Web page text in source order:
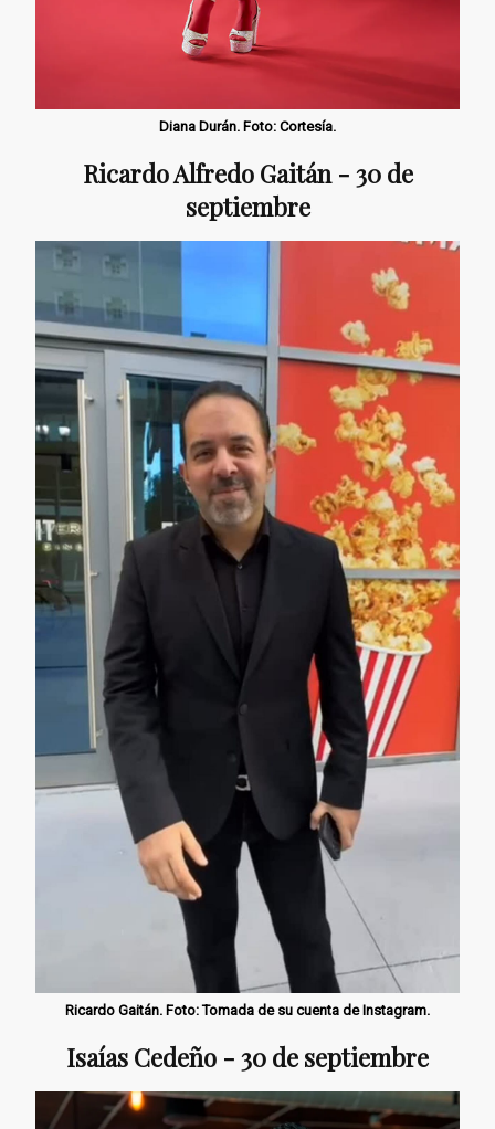
Diana Durán. Foto: Cortesía.
Ricardo Alfredo Gaitán - 30 de
septiembre
Ricardo Gaitán. Foto: Tomada de su cuenta de Instagram.
Isaías Cedeño - 30 de septiembre